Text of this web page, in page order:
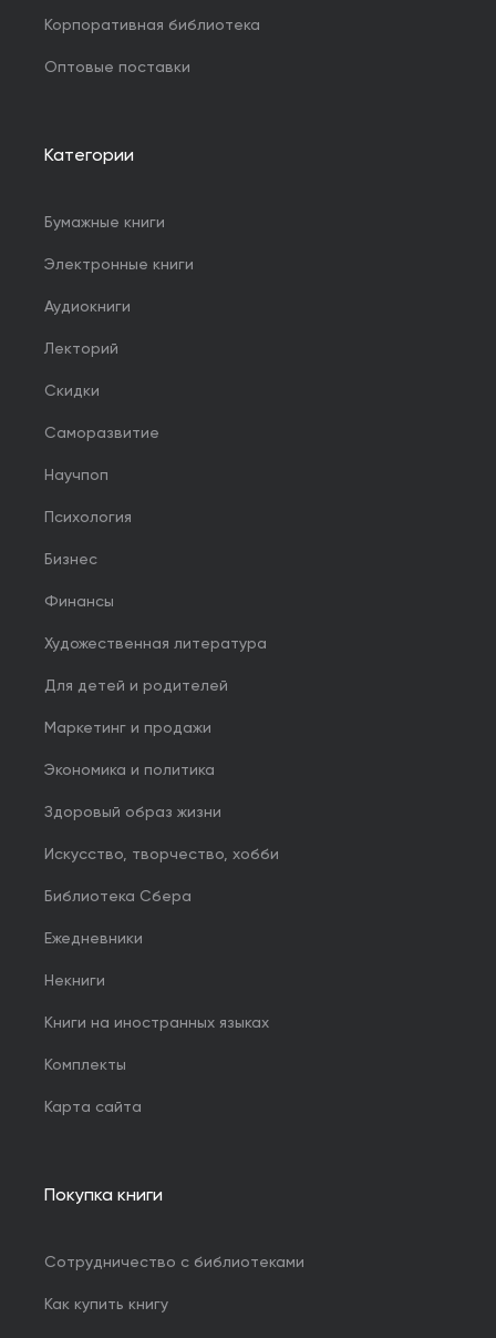
Корпоративная библиотека
Оптовые поставки
Категории
Бумажные книги
Электронные книги
Аудиокниги
Лекторий
Скидки
Саморазвитие
Научпоп
Психология
Бизнес
Финансы
Художественная литература
Для детей и родителей
Маркетинг и продажи
Экономика и политика
Здоровый образ жизни
Искусство, творчество, хобби
Библиотека Сбера
Ежедневники
Некниги
Книги на иностранных языках
Комплекты
Карта сайта
Покупка книги
Сотрудничество с библиотеками
Как купить книгу